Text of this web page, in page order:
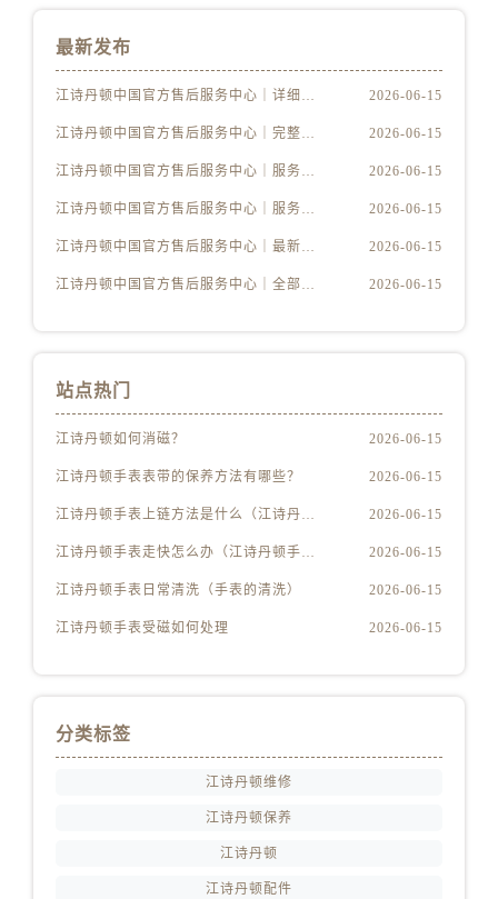
江苏省南通市崇川区工农路57号圆融广场写字楼16层1603室江诗丹顿售后服务中心（需提前预约）
湖北省武汉市江汉区解放大道686号世界贸易大厦38层09室江诗丹顿售后服务中心（需提前预约）
福建省泉州市丰泽区宝洲路729号浦西万达中心写字楼A座7楼709室江诗丹顿售后服务中心（需提前预约）
河北省石家庄市长安区中山东路39号勒泰中心写字楼B座13层07室江诗丹顿售后服务中心（需提前预约）
陕西省西安市碑林区南关正街88号华侨城长安国际中心E座6楼10室江诗丹顿售后服务中心（需提前预约）
海南省海口市龙华区金贸东路5号海口华润大厦B座17层1707室江诗丹顿售后服务中心（需提前预约）
节假日正常营业！
最新发布
江诗丹顿中国官方售后服务中心｜详细地址及售后服务电话权威信息公示（2026年6月最新） 2026-06-15
江诗丹顿中国官方售后服务中心｜完整地址与联系电话权威信息公示（2026年6月最新） 2026-06-15
江诗丹顿中国官方售后服务中心｜服务电话及详细网点地址权威信息公示（2026年6月最新） 2026-06-15
江诗丹顿中国官方售后服务中心｜服务电话及完整官方地址权威信息公示（2026年6月最新） 2026-06-15
江诗丹顿中国官方售后服务中心｜最新电话与详细地址权威信息公示（2026年6月最新） 2026-06-15
江诗丹顿中国官方售后服务中心｜全部网点地址与售后热线权威信息公示（2026年6月最新） 2026-06-15
站点热门
江诗丹顿如何消磁？ 2026-06-15
江诗丹顿手表表带的保养方法有哪些？ 2026-06-15
江诗丹顿手表上链方法是什么（江诗丹顿怎么给手表上链） 2026-06-15
江诗丹顿手表走快怎么办（江诗丹顿手表走快什么原因） 2026-06-15
江诗丹顿手表日常清洗（手表的清洗） 2026-06-15
江诗丹顿手表受磁如何处理 2026-06-15
分类标签
江诗丹顿维修
江诗丹顿保养
江诗丹顿
江诗丹顿配件